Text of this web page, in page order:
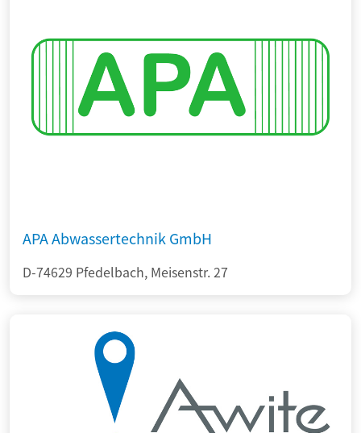
APA Abwassertechnik GmbH
D-74629 Pfedelbach, Meisenstr. 27